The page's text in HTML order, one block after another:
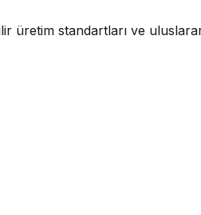
üretim standartları ve